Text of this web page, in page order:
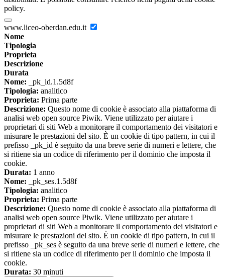
policy.
www.liceo-oberdan.edu.it
Nome
Tipologia
Proprieta
Descrizione
Durata
Nome: _pk_id.1.5d8f
Tipologia: analitico
Proprieta: Prima parte
Descrizione: Questo nome di cookie è associato alla piattaforma di
analisi web open source Piwik. Viene utilizzato per aiutare i
proprietari di siti Web a monitorare il comportamento dei visitatori e
misurare le prestazioni del sito. È un cookie di tipo pattern, in cui il
prefisso _pk_id è seguito da una breve serie di numeri e lettere, che
si ritiene sia un codice di riferimento per il dominio che imposta il
cookie.
Durata: 1 anno
Nome: _pk_ses.1.5d8f
Tipologia: analitico
Proprieta: Prima parte
Descrizione: Questo nome di cookie è associato alla piattaforma di
analisi web open source Piwik. Viene utilizzato per aiutare i
proprietari di siti Web a monitorare il comportamento dei visitatori e
misurare le prestazioni del sito. È un cookie di tipo pattern, in cui il
prefisso _pk_ses è seguito da una breve serie di numeri e lettere, che
si ritiene sia un codice di riferimento per il dominio che imposta il
cookie.
Durata: 30 minuti